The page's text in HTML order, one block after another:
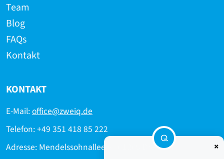
×
Team
Blog
FAQs
Kontakt
KONTAKT
E-Mail:office@zweiq.de
Telefon: +49 351 418 85 222
Adresse: Mendelssohnallee 6 | 01309 Dresden